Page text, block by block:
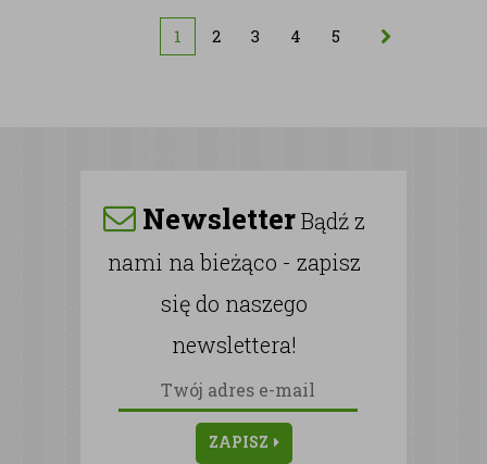
1 2 3 4 5
NewsletterBądź z
nami na bieżąco - zapisz
się do naszego
newslettera!
ZAPISZ